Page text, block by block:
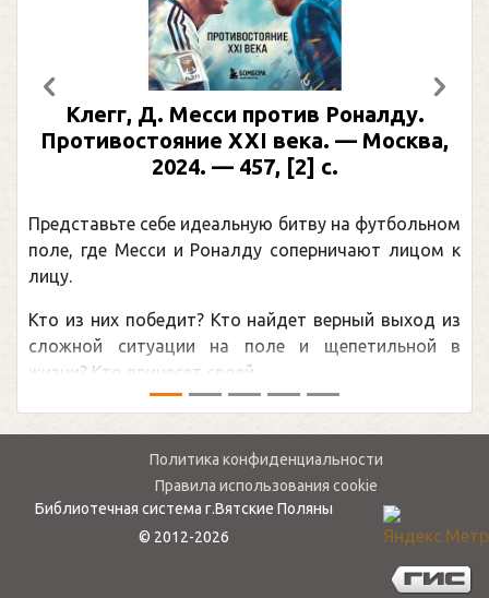
Клегг, Д. Месси против Роналду.
Противостояние XXI века. — Москва,
2024. — 457, [2] с.
Представьте себе идеальную битву на футбольном
поле, где Месси и Роналду соперничают лицом к
лицу.
Кто из них победит? Кто найдет верный выход из
сложной ситуации на поле и щепетильной в
жизни? Кто принесет своей ...
Предыдущий
Политика конфиденциальности
Правила использования cookie
Библиотечная система г.Вятские Поляны
© 2012-2026